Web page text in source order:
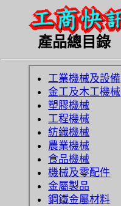
產品總目錄
工業機械及設備
金工及木工機械
塑膠機械
工程機械
紡織機械
農業機械
食品機械
機械及零配件
金屬製品
鋼鐵金屬材料